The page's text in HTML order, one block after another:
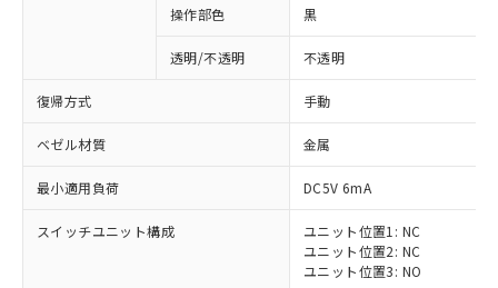
操作部色 黒
透明/不透明 不透明
復帰方式 手動
ベゼル材質 金属
最小適用負荷 DC5V 6mA
スイッチユニット構成
ユニット位置1: NC
ユニット位置2: NC
ユニット位置3: NO